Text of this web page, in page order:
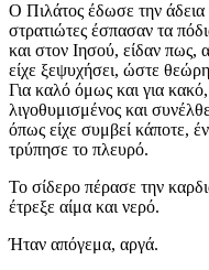
Ο Πιλάτος έδωσε την άδεια
στρατιώτες έσπασαν τα
και στον Ιησού, είδαν πως,
είχε ξεψυχήσει, ώστε
Για καλό όμως και για
λιγοθυμισμένος και
όπως είχε συμβεί κάποτε,
τρύπησε το πλευρό.
Το σίδερο πέρασε την
έτρεξε αίμα και νερό.
Ήταν απόγεμα, αργά.